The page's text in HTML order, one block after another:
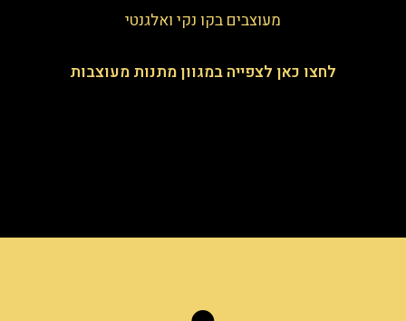
מעוצבים בקו נקי ואלגנטי
לחצו כאן לצפייה במגוון מתנות מעוצבות